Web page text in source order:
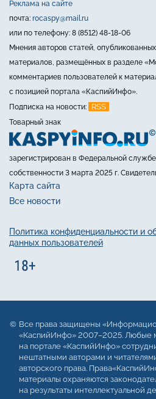
Реклама на сайте
почта: rocaspy@mail.ru
или по телефону: 8 (8512) 48-18-06
Мнения авторов статей,
материалов, размещённых в разделе
комментариев пользователей к
с позицией портала «КаспийИнфо».
Подписка на новости:
RSS
Товарный знак
зарегистрирован в Федеральной
собственности 3 марта 2025 г.
Карта сайта
Все новости
Политика конфиденциальности и
данных пользователей
Все права защищены
«КаспийИнфо» 2007–2025. Любые
на портале «КаспийИнфо»
нештатными авторами и
авторского права.
материалы охраняются
на результаты интеллектуальной